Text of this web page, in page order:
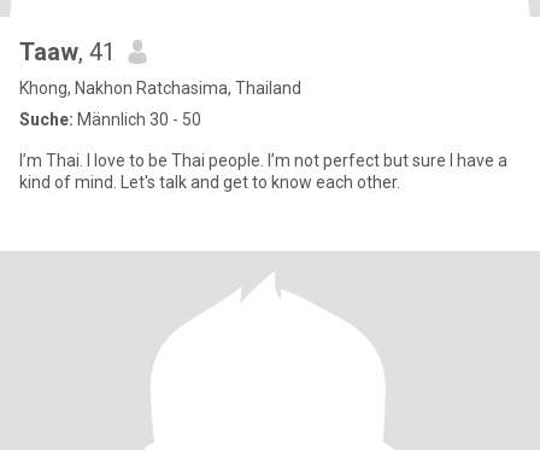
Taaw, 41
Khong, Nakhon Ratchasima, Thailand
Suche: Männlich 30 - 50
I’m Thai. I love to be Thai people. I’m not perfect but sure I have a
kind of mind. Let's talk and get to know each other.